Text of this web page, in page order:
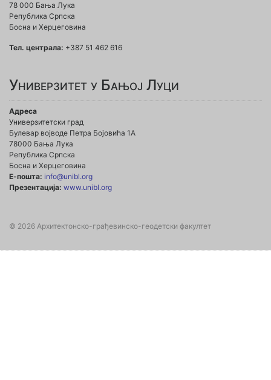
78 000 Бања Лука
Република Српска
Босна и Херцеговина
Тел. централа: +387 51 462 616
Универзитет у Бањој Луци
Адреса
Универзитетски град
Булевар војводе Петра Бојовића 1А
78000 Бања Лука
Република Српска
Босна и Херцеговина
Е-пошта: info@unibl.org
Презентација: www.unibl.org
© 2026 Архитектонско-грађевинско-геодетски факултет